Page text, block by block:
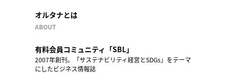
オルタナとは
ABOUT
有料会員コミュニティ「SBL」
2007年創刊。「サステナビリティ経営とSDGs」をテーマ
にしたビジネス情報誌